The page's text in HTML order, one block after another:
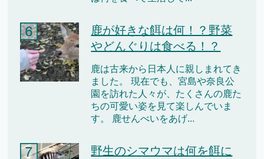
鹿が好きな餌は何！？野菜
やどんぐりは食べる！？
鹿は古来から日本人に親しまれてき
ました。 現在でも、宮島や奈良公
園を訪れた人々が、たくさんの鹿た
ちの可愛い姿を見て楽しんでいま
す。 鹿せんべいをあげ...
野生のシマウマは何を餌に